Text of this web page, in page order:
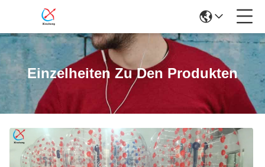
Einzelheiten Zu Den Produkten